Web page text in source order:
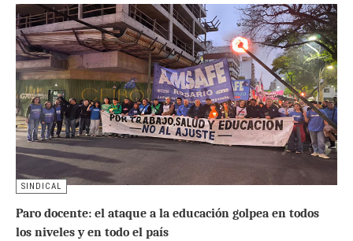
SINDICAL
Paro docente: el ataque a la educación golpea en todos
los niveles y en todo el país